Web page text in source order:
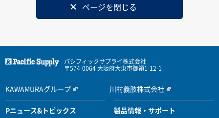
ページを閉じる
パシフィックサプライ株式会社
〒574-0064 大阪府大東市御領1-12-1
KAWAMURAグループ 川村義肢株式会社
Pニュース&トピックス 製品情報・サポート